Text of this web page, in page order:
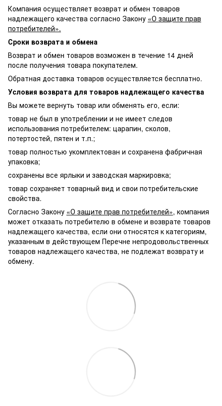
Компания осуществляет возврат и обмен товаров
надлежащего качества согласно Закону «О защите прав
потребителей».
Сроки возврата и обмена
Возврат и обмен товаров возможен в течение 14 дней
после получения товара покупателем.
Обратная доставка товаров осуществляется бесплатно.
Условия возврата для товаров надлежащего качества
Вы можете вернуть товар или обменять его, если:
товар не был в употреблении и не имеет следов
использования потребителем: царапин, сколов,
потертостей, пятен и т.п.;
товар полностью укомплектован и сохранена фабричная
упаковка;
сохранены все ярлыки и заводская маркировка;
товар сохраняет товарный вид и свои потребительские
свойства.
Согласно Закону «О защите прав потребителей», компания
может отказать потребителю в обмене и возврате товаров
надлежащего качества, если они относятся к категориям,
указанным в действующем Перечне непродовольственных
товаров надлежащего качества, не подлежат возврату и
обмену.